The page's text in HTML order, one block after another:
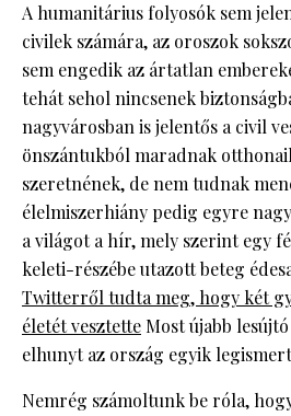
A humanitárius folyosók sem
civilek számára, az oroszok
sem engedik az ártatlan
tehát sehol nincsenek
nagyvárosban is jelentős a civil
önszántukból maradnak
szeretnének, de nem tudnak
élelmiszerhiány pedig egyre
a világot a hír, mely szerint egy
keleti-részébe utazott beteg
Twitterről tudta meg, hogy két
életét vesztette Most újabb
elhunyt az ország egyik
Nemrég számoltunk be róla,